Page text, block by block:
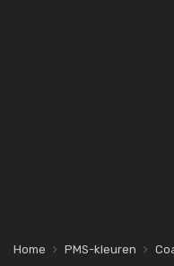
Home PMS-kleuren